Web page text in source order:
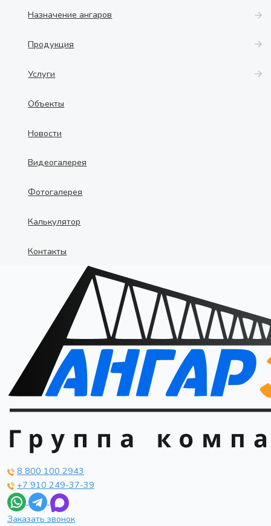
Назначение ангаров
Продукция
Услуги
Объекты
Новости
Видеогалерея
Фотогалерея
Калькулятор
Контакты
8 800 100 2943
+7 910 249-37-39
Заказать звонок